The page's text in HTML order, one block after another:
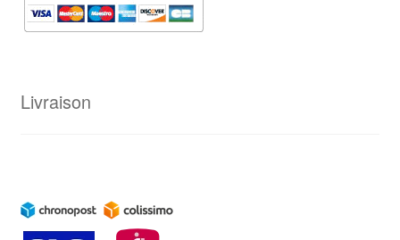
Livraison